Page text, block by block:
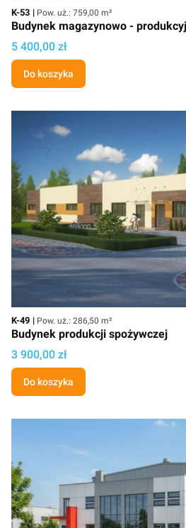
Kod
K-53 Powierzchnia użytkowa
Pow. uż.: 759,00 m²
Budynek magazynowo -
Cena projektu
5 400,00 zł
Do koszyka
Kod
K-49 Powierzchnia użytkowa
Pow. uż.: 286,50 m²
Budynek produkcji spożywczej
Cena projektu
3 900,00 zł
Do koszyka